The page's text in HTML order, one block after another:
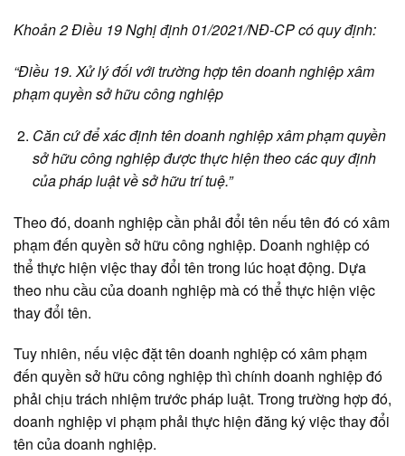
Khoản 2 Điều 19 Nghị định 01/2021/NĐ-CP có quy định:
“Điều 19. Xử lý đối với trường hợp tên doanh nghiệp xâm
phạm quyền sở hữu công nghiệp
Căn cứ để xác định tên doanh nghiệp xâm phạm quyền
sở hữu công nghiệp được thực hiện theo các quy định
của pháp luật về sở hữu trí tuệ.”
Theo đó, doanh nghiệp cần phải đổi tên nếu tên đó có xâm
phạm đến quyền sở hữu công nghiệp. Doanh nghiệp có
thể thực hiện việc thay đổi tên trong lúc hoạt động. Dựa
theo nhu cầu của doanh nghiệp mà có thể thực hiện việc
thay đổi tên.
Tuy nhiên, nếu việc đặt tên doanh nghiệp có xâm phạm
đến quyền sở hữu công nghiệp thì chính doanh nghiệp đó
phải chịu trách nhiệm trước pháp luật. Trong trường hợp đó,
doanh nghiệp vi phạm phải thực hiện đăng ký việc thay đổi
tên của doanh nghiệp.